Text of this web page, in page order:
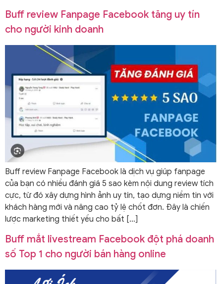
Buff review Fanpage Facebook tăng uy tín
cho người kinh doanh
Buff review Fanpage Facebook là dịch vụ giúp fanpage
của bạn có nhiều đánh giá 5 sao kèm nội dung review tích
cực, từ đó xây dựng hình ảnh uy tín, tạo dựng niềm tin với
khách hàng mới và nâng cao tỷ lệ chốt đơn. Đây là chiến
lược marketing thiết yếu cho bất […]
Buff mắt livestream Facebook đột phá doanh
số Top 1 cho người bán hàng online